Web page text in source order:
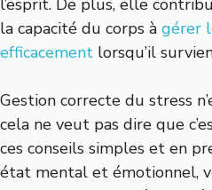
la capacité du corps à gérer
efficacement lorsqu’il
Gestion correcte du stress
cela ne veut pas dire que
ces conseils simples et en
état mental et émotionnel,